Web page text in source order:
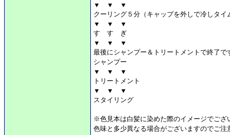
▼ ▼ ▼
クーリング５分（キャップを外しで冷しタイ
▼ ▼ ▼
す す ぎ
▼ ▼ ▼
最後にシャンプー＆トリートメントで終了で
シャンプー
▼ ▼ ▼
トリートメント
▼ ▼ ▼
スタイリング
※色見本は白髪に染めた際のイメージでござ
色味と多少異なる場合がございますのでご注